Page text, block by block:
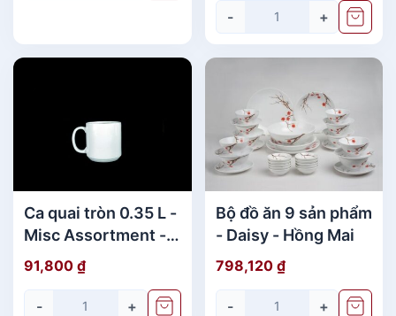
à
g
- +
Ca quai tròn 0.35 L -
Misc Assortment -
Trắng
91,800 ₫
- +
Bộ đồ ăn 9 sản phẩm
- Daisy - Hồng Mai
798,120 ₫
- +